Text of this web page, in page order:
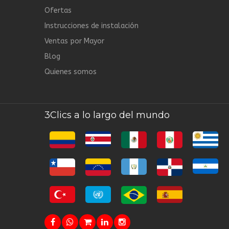
Ofertas
Instrucciones de instalación
Ventas por Mayor
Blog
Quienes somos
3Clics a lo largo del mundo